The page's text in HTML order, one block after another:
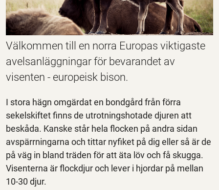
Välkommen till en norra Europas viktigaste
avelsanläggningar för bevarandet av
visenten - europeisk bison.
I stora hägn omgärdat en bondgård från förra
sekelskiftet finns de utrotningshotade djuren att
beskåda. Kanske står hela flocken på andra sidan
avspärrningarna och tittar nyfiket på dig eller så är de
på väg in bland träden för att äta löv och få skugga.
Visenterna är flockdjur och lever i hjordar på mellan
10-30 djur.